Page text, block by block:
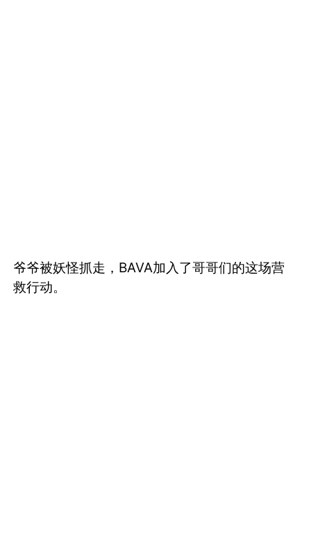
爷爷被妖怪抓走，BAVA加入了哥哥们的这场营
救行动。